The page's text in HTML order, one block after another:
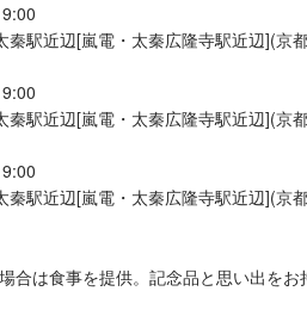
秦駅近辺[嵐電・太秦広隆寺駅近辺](京
秦駅近辺[嵐電・太秦広隆寺駅近辺](京
秦駅近辺[嵐電・太秦広隆寺駅近辺](京
合は食事を提供。記念品と思い出をお